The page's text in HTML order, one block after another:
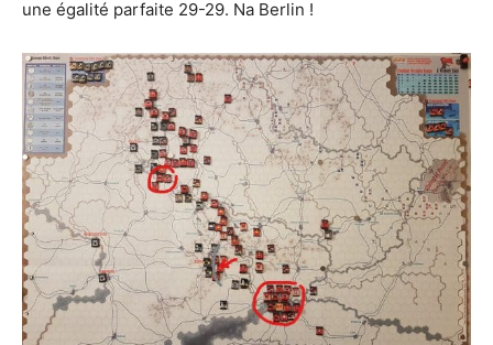
une égalité parfaite 29-29. Na Berlin !